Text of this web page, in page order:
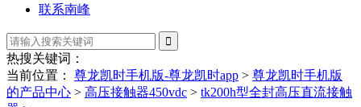
联系南峰
热搜关键词：
当前位置：
尊龙凯时手机版-尊龙凯时app > 尊龙凯时手机版
的产品中心 > 高压接触器450vdc > tk200h型全封高压直流接触